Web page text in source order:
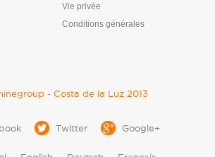
Vie privée
Conditions générales
- Costa de la Luz 2013
Twitter Google+